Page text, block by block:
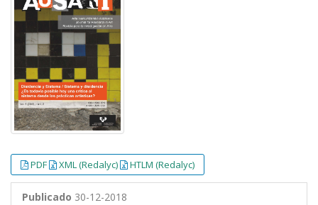
PDF XML (Redalyc) HTLM (Redalyc)
Publicado 30-12-2018